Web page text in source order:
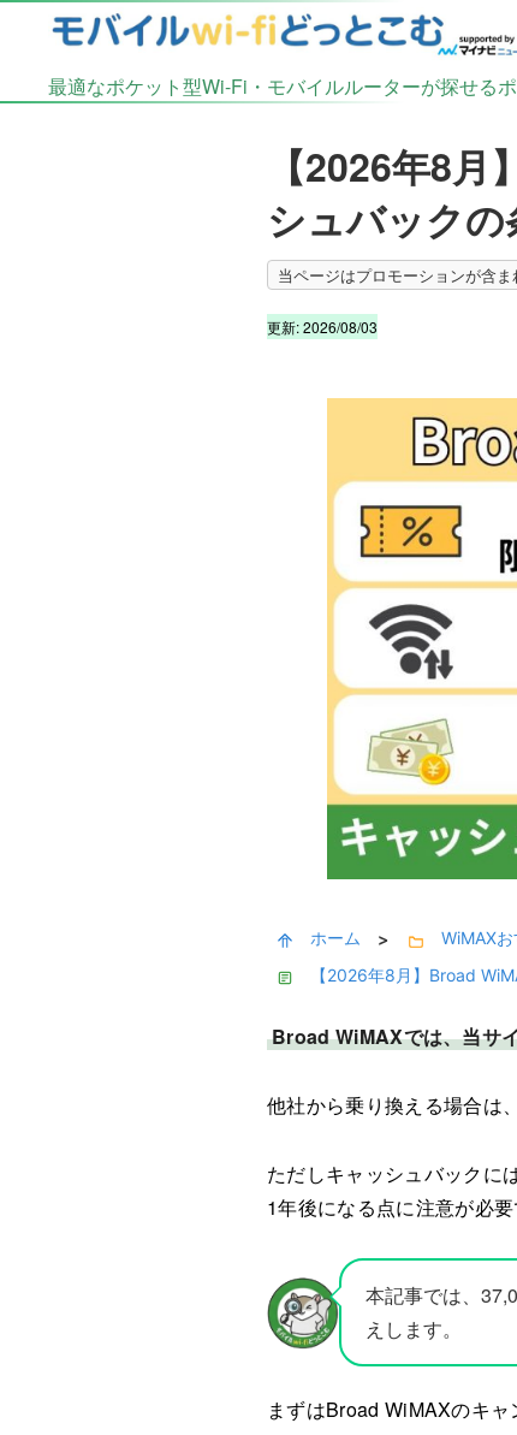
最適なポケット型Wi-Fi・モバイルルーターが探せる
【2026年8
シュバック
更新:2026/08/03
ホーム >
WiMAX
【2026年8月】Broad
Broad WiMAXでは、当サ
他社から乗り換える場合は
ただしキャッシュバックに
1年後になる点に注意が必要
本記事では、
えします。
まずはBroad WiMAXのキャ